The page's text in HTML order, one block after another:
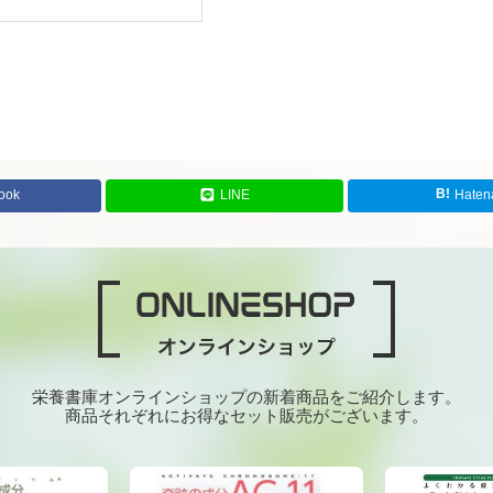
LINE
栄養書庫オンラインショップの新着商品をご紹介します。
商品それぞれにお得なセット販売がございます。